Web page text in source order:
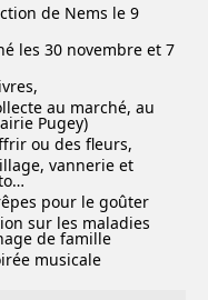
de Nems le 9
les 30 novembre et 7
au marché, au
Pugey)
ou des fleurs,
vannerie et
pour le goûter
sur les maladies
de famille
musicale